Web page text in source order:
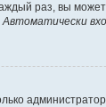
раз, вы
Автоматически